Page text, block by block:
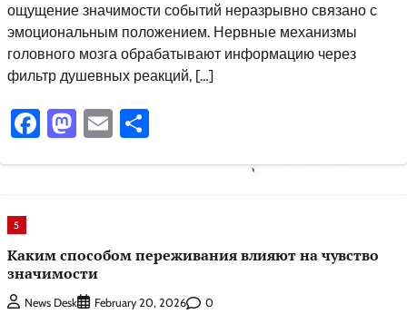
ощущение значимости событий неразрывно связано с
эмоциональным положением. Нервные механизмы
головного мозга обрабатывают информацию через
фильтр душевных реакций, […]
Facebook
Mastodon
Email
5
Каким способом переживания влияют на чувство
значимости
News Desk February 20, 2026 0